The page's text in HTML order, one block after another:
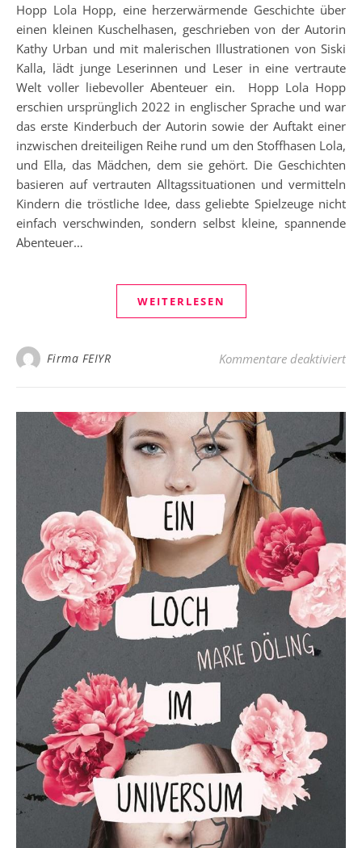
Hopp Lola Hopp, eine herzerwärmende Geschichte über
einen kleinen Kuschelhasen, geschrieben von der Autorin
Kathy Urban und mit malerischen Illustrationen von Siski
Kalla, lädt junge Leserinnen und Leser in eine vertraute
Welt voller liebevoller Abenteuer ein. Hopp Lola Hopp
erschien ursprünglich 2022 in englischer Sprache und war
das erste Kinderbuch der Autorin sowie der Auftakt einer
inzwischen dreiteiligen Reihe rund um den Stoffhasen Lola,
und Ella, das Mädchen, dem sie gehört. Die Geschichten
basieren auf vertrauten Alltagssituationen und vermitteln
Kindern die tröstliche Idee, dass geliebte Spielzeuge nicht
einfach verschwinden, sondern selbst kleine, spannende
Abenteuer…
WEITERLESEN
Firma FEIYR Kommentare deaktiviertfür